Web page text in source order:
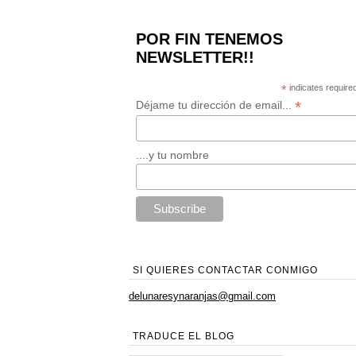
POR FIN TENEMOS
NEWSLETTER!!
* indicates
Déjame tu dirección de email... *
....y tu nombre
SI QUIERES CONTACTAR CONMIGO
delunaresynaranjas@gmail.com
TRADUCE EL BLOG